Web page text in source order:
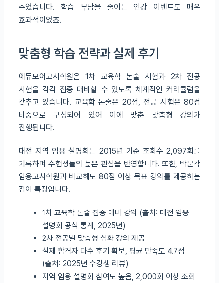
주었습니다. 학습 부담을 줄이는 인강 이벤트도 매우
효과적이었죠.
맞춤형 학습 전략과 실제 후기
에듀모어고시학원은 1차 교육학 논술 시험과 2차 전공
시험을 각각 집중 대비할 수 있도록 체계적인 커리큘럼을
갖추고 있습니다. 교육학 논술은 20점, 전공 시험은 80점
비중으로 구성되어 있어 이에 맞춘 맞춤형 강의가
진행됩니다.
대전 지역 임용 설명회는 2015년 기준 조회수 2,097회를
기록하며 수험생들의 높은 관심을 반영합니다. 또한, 박문각
임용고시학원과 비교해도 80점 이상 목표 강의를 제공하는
점이 특징입니다.
1차 교육학 논술 집중 대비 강의 (출처: 대전 임용
설명회 공식 통계, 2025년)
2차 전공별 맞춤형 심화 강의 제공
실제 합격자 다수 후기 확보, 평균 만족도 4.7점
(출처: 2025년 수강생 리뷰)
지역 임용 설명회 참여도 높음, 2,000회 이상 조회